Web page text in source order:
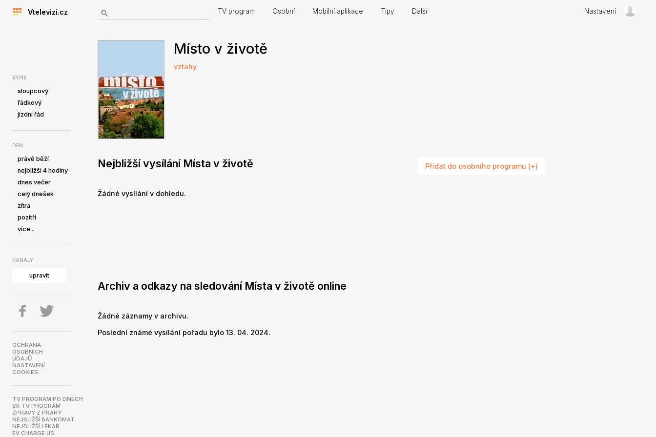
Vtelevizi.cz TV program Osobní Mobilní aplikace Tipy Další Nastavení
VÝPIS
sloupcový
řádkový
jízdní řád
DEN
právě běží
nejbližší 4 hodiny
dnes večer
celý dnešek
zítra
pozítří
více...
KANÁLY
upravit
OCHRANA
OSOBNÍCH
ÚDAJŮ
NASTAVENÍ
COOKIES
TV PROGRAM PO DNECH
SK TV PROGRAM
ZPRÁVY Z PRAHY
NEJBLIŽŠÍ BANKOMAT
NEJBLIŽŠÍ LÉKAŘ
EV CHARGE US
Místo v životě
vztahy
Nejbližší vysílání Místa v životě
Žádné vysílání v dohledu.
Archiv a odkazy na sledování Místa v životě online
Žádné záznamy v archivu.
Poslední známé vysílání pořadu bylo 13. 04. 2024.
Přidat do osobního programu (+)